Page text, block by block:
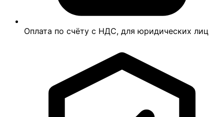
Оплата по счёту с НДС, для юридических лиц